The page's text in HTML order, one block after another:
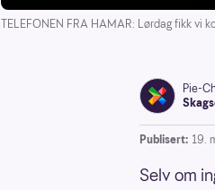
TELEFONEN FRA HAMAR: Lørdag fikk vi
Pie-
Publisert: 19.
Selv om